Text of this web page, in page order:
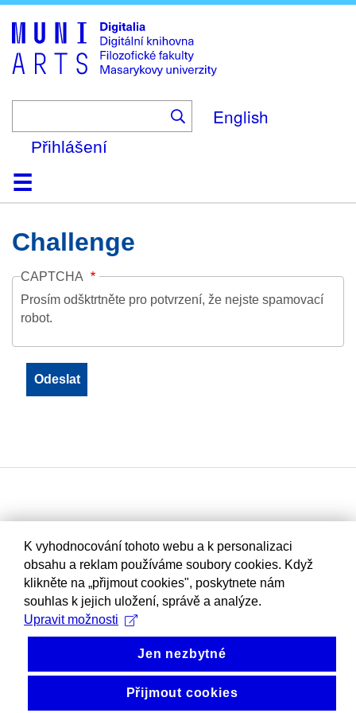
to
main
content
English
Přihlášení
DomůKolekce
Prohlížení
Vyhledávání
O platformě
Nápověda
KontaktDigitalia
Challenge
CAPTCHA
Prosím odšktrtněte pro potvrzení, že nejste spamovací
robot.
K vyhodnocování tohoto webu a k personalizaci
obsahu a reklam používáme soubory cookies. Když
klikněte na „přijmout cookies", poskytnete nám
souhlas k jejich uložení, správě a analýze.
Upravit možnosti
Jen nezbytné
Přijmout cookies